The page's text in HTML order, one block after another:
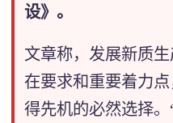
设》。
文章称，发展新质
在要求和重要着力
得先机的必然选择。